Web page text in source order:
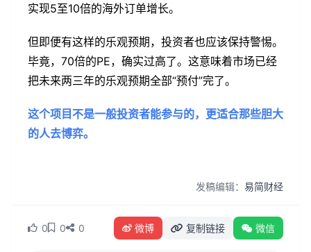
实现5至10倍的海外订单增长。
但即便有这样的乐观预期，投资者也应该保持警惕。
毕竟，70倍的PE，确实过高了。这意味着市场已经
把未来两三年的乐观预期全部“预付”完了。
这个项目不是一般投资者能参与的，更适合那些胆大
的人去博弈。
发稿编辑： 易简财经
0 0 0 微博 复制链接 微信